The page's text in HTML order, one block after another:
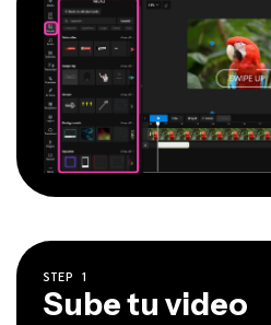
STEP 1
Sube tu video